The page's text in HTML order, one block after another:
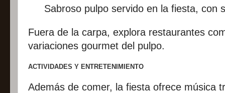
Sabroso pulpo servido en la fiesta, con
Fuera de la carpa, explora restaurantes
variaciones gourmet del pulpo.
ACTIVIDADES Y ENTRETENIMIENTO
Además de comer, la fiesta ofrece música